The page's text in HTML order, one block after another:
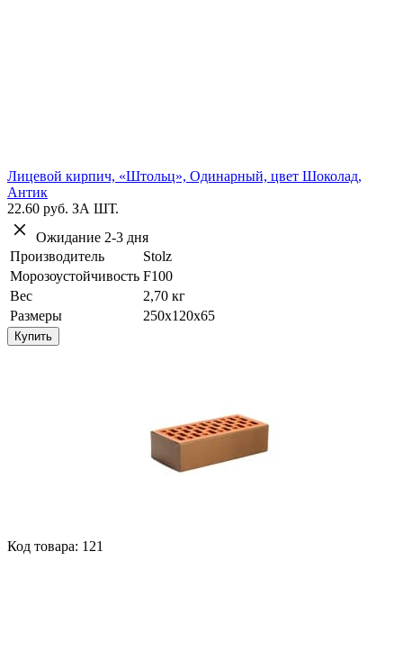
Лицевой кирпич, «Штольц», Одинарный, цвет Шоколад,
Антик
22.60 руб. ЗА ШТ.
Ожидание 2-3 дня
Производитель
Stolz
Морозоустойчивость F100
Вес
2,70 кг
Размеры
250х120х65
Купить
Код товара: 121